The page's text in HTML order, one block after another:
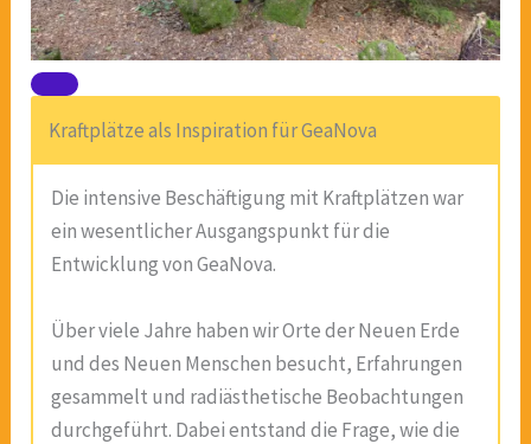
Kraftplätze als Inspiration für GeaNova
Die intensive Beschäftigung mit Kraftplätzen war
ein wesentlicher Ausgangspunkt für die
Entwicklung von GeaNova.
Über viele Jahre haben wir Orte der Neuen Erde
und des Neuen Menschen besucht, Erfahrungen
gesammelt und radiästhetische Beobachtungen
durchgeführt. Dabei entstand die Frage, wie die